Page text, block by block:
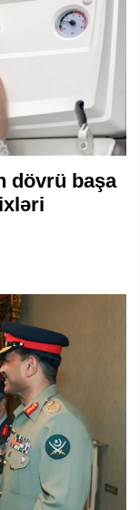
dövrü başa